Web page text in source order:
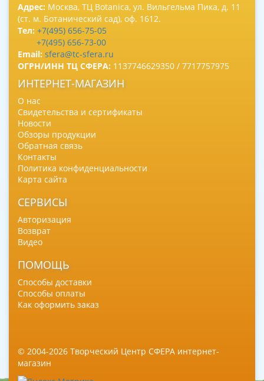
Адрес: Москва, ТЦ Botanica, ул. Вильгельма Пика, д. 11
(ст. м. Ботанический сад), оф. 1612.
Тел: +7(495) 656-75-05
+7(495) 656-73-00
Email: sfera@tc-sfera.ru
ОГРН/ИНН ТЦ СФЕРА: 1137746629350 / 7717757975
ИНТЕРНЕТ-МАГАЗИН
О нас
Свидетельства и сертификаты
Новости
Обзоры продукции
Обратная связь
Контакты
Политика конфиденциальности
Карта сайта
СЕРВИСЫ
Авторизация
Возврат
Видео
ПОМОЩЬ
Способы доставки
Способы оплаты
Как оформить заказ
© 2004-2026 Творческий Центр СФЕРА интернет-
магазин